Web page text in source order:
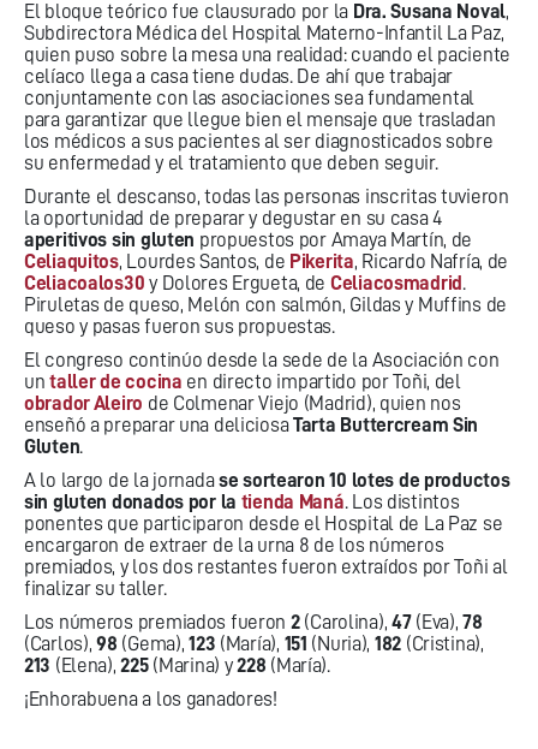
El bloque teórico fue clausurado por la Dra. Susana Noval,
Subdirectora Médica del Hospital Materno-Infantil La Paz,
quien puso sobre la mesa una realidad: cuando el paciente
celíaco llega a casa tiene dudas. De ahí que trabajar
conjuntamente con las asociaciones sea fundamental
para garantizar que llegue bien el mensaje que trasladan
los médicos a sus pacientes al ser diagnosticados sobre
su enfermedad y el tratamiento que deben seguir.
Durante el descanso, todas las personas inscritas tuvieron
la oportunidad de preparar y degustar en su casa 4
aperitivos sin gluten propuestos por Amaya Martín, de
Celiaquitos, Lourdes Santos, de Pikerita, Ricardo Nafría, de
Celiacoalos30 y Dolores Ergueta, de Celiacosmadrid .
Piruletas de queso, Melón con salmón, Gildas y Muffins de
queso y pasas fueron sus propuestas.
El congreso continúo desde la sede de la Asociación con
untaller de cocina en directo impartido por Toñi, del
obrador Aleiro de Colmenar Viejo (Madrid), quien nos
enseñó a preparar una deliciosaTarta Buttercream Sin
Gluten.
A lo largo de la jornadase sortearon 10 lotes de productos
sin gluten donados por la tienda Maná. Los distintos
ponentes que participaron desde el Hospital de La Paz se
encargaron de extraer de la urna 8 de los números
premiados, y los dos restantes fueron extraídos por Toñi al
finalizar su taller.
Los números premiados fueron 2(Carolina), 47(Eva),78
(Carlos),98 (Gema),123 (María), 151 (Nuria), 182 (Cristina),
213 (Elena),225(Marina) y228 (María).
¡Enhorabuena a los ganadores!